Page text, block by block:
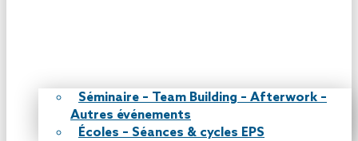
Séminaire – Team Building – Afterwork –
Autres événements
Écoles – Séances & cycles EPS